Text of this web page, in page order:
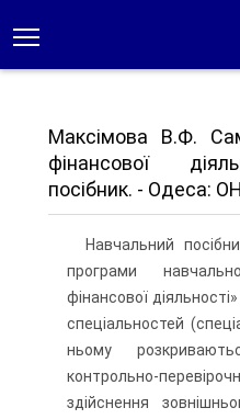
Максімова В.Ф.
фінансової
посібник. - Одеса:
Навчальний
програми
фінансової
спеціальностей
ньому
контрольно-
здійснення